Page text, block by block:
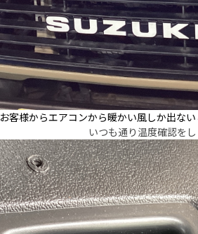
お客様からエアコンから暖かい風しか出な
いつも通り温度確認を